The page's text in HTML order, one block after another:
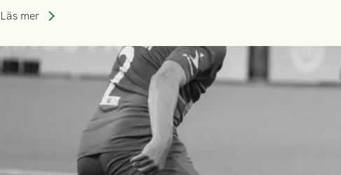
Läs mer